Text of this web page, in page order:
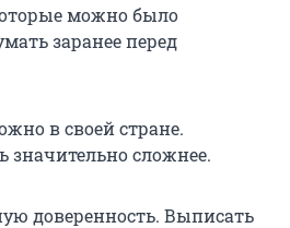
можно было
заранее перед
в своей стране.
значительно сложнее.
доверенность. Выписать